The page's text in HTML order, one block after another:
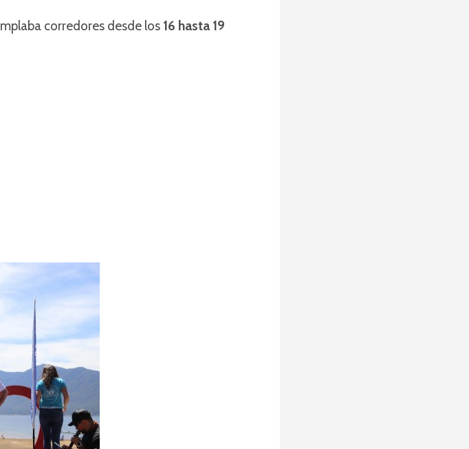
corredores desde los 16 hasta 19